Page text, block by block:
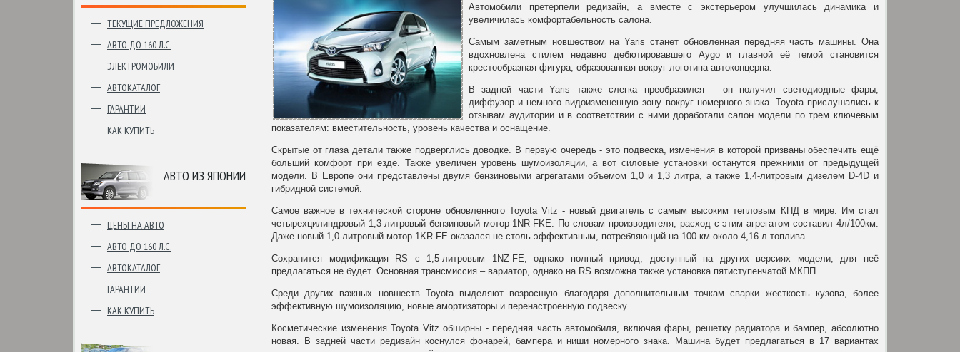
ТЕКУЩИЕ ПРЕДЛОЖЕНИЯ
АВТО ДО 160 Л.С.
ЭЛЕКТРОМОБИЛИ
АВТОКАТАЛОГ
ГАРАНТИИ
КАК КУПИТЬ
АВТО ИЗ ЯПОНИИ
ЦЕНЫ НА АВТО
АВТО ДО 160 Л.С.
АВТОКАТАЛОГ
ГАРАНТИИ
КАК КУПИТЬ
Автомобили претерпели редизайн, а вместе с экстерьером улучшилась динамика и
увеличилась комфортабельность салона.
Самым заметным новшеством на Yaris станет обновленная передняя часть машины. Она
вдохновлена стилем недавно дебютировавшего Aygo и главной её темой становится
крестообразная фигура, образованная вокруг логотипа автоконцерна.
В задней части Yaris также слегка преобразился – он получил светодиодные фары,
диффузор и немного видоизмененную зону вокруг номерного знака. Toyota прислушались к
отзывам аудитории и в соответствии с ними доработали салон модели по трем ключевым
показателям: вместительность, уровень качества и оснащение.
Скрытые от глаза детали также подверглись доводке. В первую очередь - это подвеска, изменения в которой призваны обеспечить ещё
больший комфорт при езде. Также увеличен уровень шумоизоляции, а вот силовые установки останутся прежними от предыдущей
модели. В Европе они представлены двумя бензиновыми агрегатами объемом 1,0 и 1,3 литра, а также 1,4-литровым дизелем D-4D и
гибридной системой.
Самое важное в технической стороне обновленного Toyota Vitz - новый двигатель с самым высоким тепловым КПД в мире. Им стал
четырехцилиндровый 1,3-литровый бензиновый мотор 1NR-FKE. По словам производителя, расход с этим агрегатом составил 4л/100км.
Даже новый 1,0-литровый мотор 1KR-FE оказался не столь эффективным, потребляющий на 100 км около 4,16 л топлива.
Сохранится модификация RS с 1,5-литровым 1NZ-FE, однако полный привод, доступный на других версиях модели, для неё
предлагаться не будет. Основная трансмиссия – вариатор, однако на RS возможна также установка пятиступенчатой МКПП.
Среди других важных новшеств Toyota выделяют возросшую благодаря дополнительным точкам сварки жесткость кузова, более
эффективную шумоизоляцию, новые амортизаторы и перенастроенную подвеску.
Косметические изменения Toyota Vitz обширны - передняя часть автомобиля, включая фары, решетку радиатора и бампер, абсолютно
новая. В задней части редизайн коснулся фонарей, бампера и ниши номерного знака. Машина будет предлагаться в 17 вариантах